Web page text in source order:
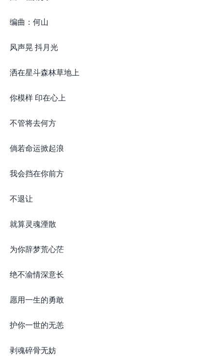
编曲：何山
风声晃 抖月光
洒在星斗森林草地上
你模样 印在心上
不管将去何方
倘若命运掀起浪
我会挡在你前方
不退让
就算灵魂湮散
为你辞梦荒心茫
绝不渝情深意长
愿用一生的勇敢
护你一世的无恙
剥魂碎骨无妨